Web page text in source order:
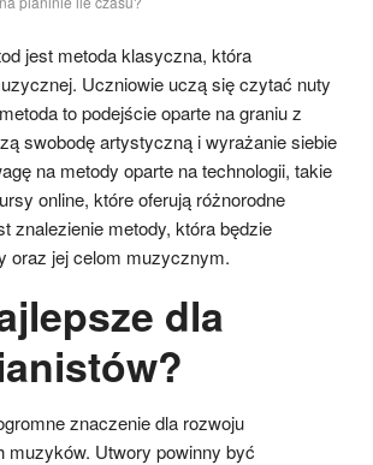
jest metoda klasyczna, która
Uczniowie uczą się czytać nuty
to podejście oparte na graniu z
swobodę artystyczną i wyrażanie siebie
na metody oparte na technologii, takie
online, które oferują różnorodne
znalezienie metody, która będzie
oraz jej celom muzycznym.
dla
znaczenie dla rozwoju
Utwory powinny być